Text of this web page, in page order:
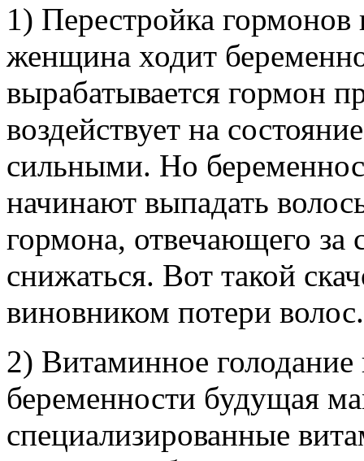
1) Перестройка
женщина ходит
вырабатывается гормон
воздействует на
сильными. Но
начинают выпадать
гормона, отвечающего за
снижаться. Вот такой
виновником потери волос.
2) Витаминное
беременности будущая
специализированные